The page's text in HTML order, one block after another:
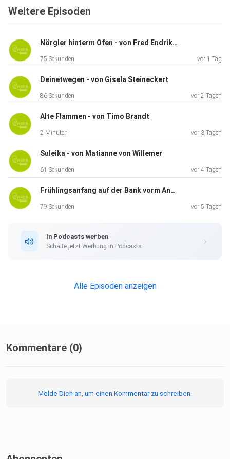
Weitere Episoden
Nörgler hinterm Ofen - von Fred Endrikat
75 Sekunden vor 1 Tag
Deinetwegen - von Gisela Steineckert
86 Sekunden vor 2 Tagen
Alte Flammen - von Timo Brandt
2 Minuten vor 3 Tagen
Suleika - von Matianne von Willemer
61 Sekunden vor 4 Tagen
Frühlingsanfang auf der Bank vorm Anhalter Bahnhof - von Joachim Ringelnatz
79 Sekunden vor 5 Tagen
In Podcasts werben
Schalte jetzt Werbung in Podcasts.
Alle Episoden anzeigen
Kommentare (0)
Melde Dich an, um einen Kommentar zu schreiben.